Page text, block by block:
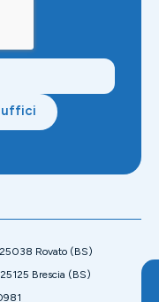
uffici
Rovato (BS)
Brescia (BS)